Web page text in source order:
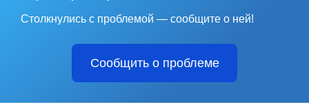
Столкнулись с проблемой — сообщите о ней!
Сообщить о проблеме